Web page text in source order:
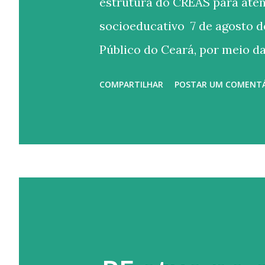
socioeducativo 7 de agosto
Público do Ceará, por meio
domiciliares e promova
COMPARTILHAR POSTAR UM